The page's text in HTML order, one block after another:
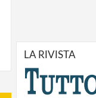
LA RIVISTA